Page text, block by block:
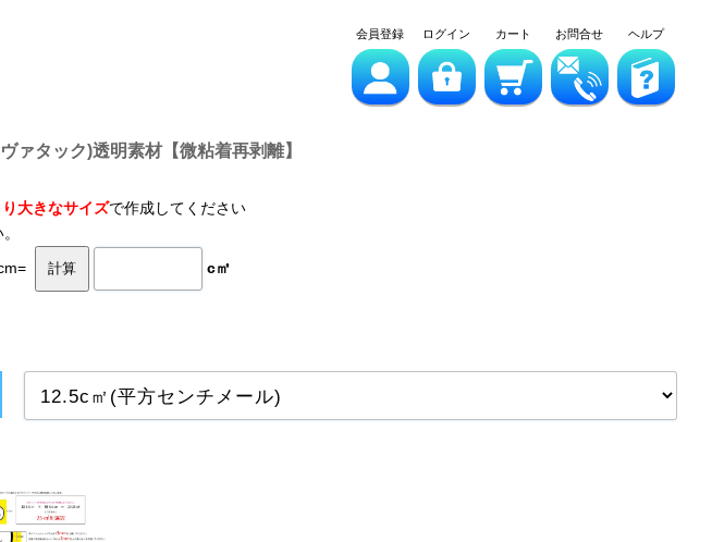
会員登録 ログイン カート お問合せ ヘルプ
ァタック)透明素材【微粘着再剥離】
大きなサイズで作成してください
c㎡